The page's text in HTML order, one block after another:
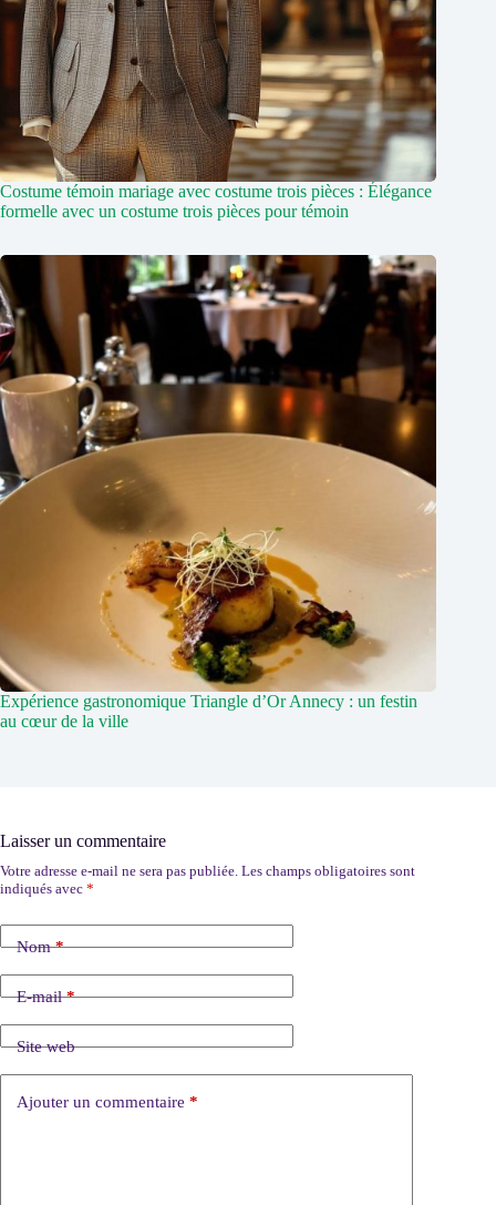
Costume témoin mariage avec costume trois pièces : Élégance
formelle avec un costume trois pièces pour témoin
Expérience gastronomique Triangle d’Or Annecy : un festin
au cœur de la ville
Laisser un commentaire
Votre adresse e-mail ne sera pas publiée. Les champs obligatoires sont
indiqués avec *
Nom*
E-mail*
Site web
Ajouter un commentaire *